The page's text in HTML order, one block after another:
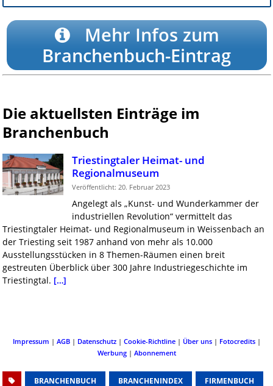
Mehr Infos zum
Branchenbuch-Eintrag
Die aktuellsten Einträge im
Branchenbuch
Triestingtaler Heimat- und
Regionalmuseum
Veröffentlicht: 20. Februar 2023
Angelegt als „Kunst- und Wunderkammer der
industriellen Revolution“ vermittelt das
Triestingtaler Heimat- und Regionalmuseum in Weissenbach an
der Triesting seit 1987 anhand von mehr als 10.000
Ausstellungsstücken in 8 Themen-Räumen einen breit
gestreuten Überblick über 300 Jahre Industriegeschichte im
Triestingtal. […]
Impressum | AGB| Datenschutz| Cookie-Richtline| Über uns| Fotocredits|
Werbung| Abonnement
BRANCHENBUCH BRANCHENINDEX FIRMENBUCH